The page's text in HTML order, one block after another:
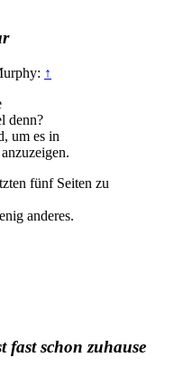
↑
denn?
um es in
fünf Seiten zu
anderes.
fast schon zuhause